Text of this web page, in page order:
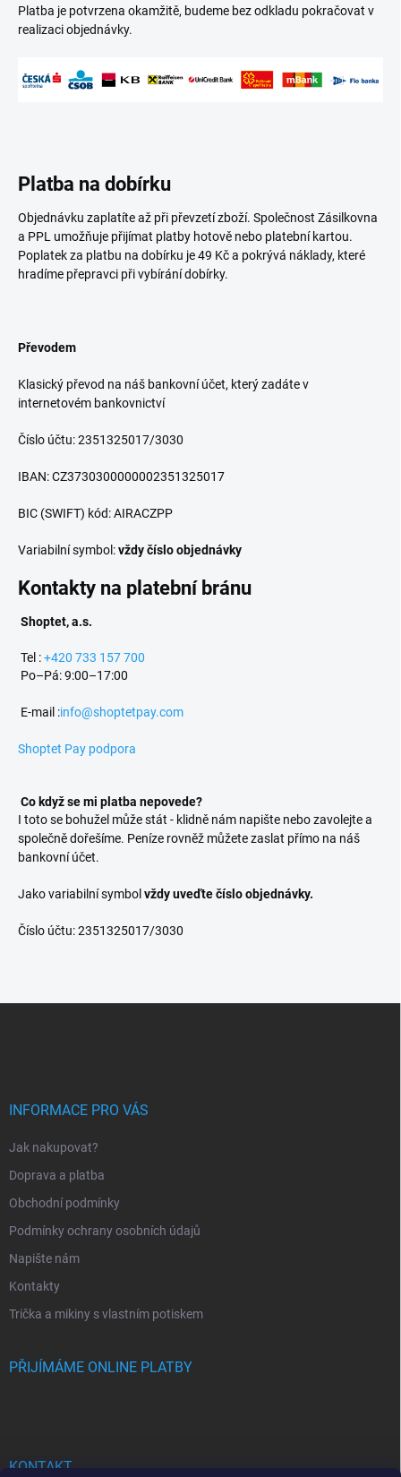
Platba je potvrzena okamžitě, budeme bez odkladu pokračovat v
realizaci objednávky.
Platba na dobírku
Objednávku zaplatíte až při převzetí zboží. Společnost Zásilkovna
a PPL umožňuje přijímat platby hotově nebo platební kartou.
Poplatek za platbu na dobírku je 49 Kč a pokrývá náklady, které
hradíme přepravci při vybírání dobírky.
Převodem
Klasický převod na náš bankovní účet, který zadáte v
internetovém bankovnictví
Číslo účtu: 2351325017/3030
IBAN: CZ3730300000002351325017
BIC (SWIFT) kód: AIRACZPP
Variabilní symbol:vždy číslo objednávky
Kontakty na platební bránu
Shoptet, a.s.
Tel :+420 733 157 700
Po–Pá: 9:00–17:00
E-mail :info@shoptetpay.com
Shoptet Pay podpora
Co když se mi platba nepovede?
I toto se bohužel může stát - klidně nám napište nebo zavolejte a
společně dořešíme. Peníze rovněž můžete zaslat přímo na náš
bankovní účet.
Jako variabilní symbol vždy uveďte číslo objednávky.
Číslo účtu: 2351325017/3030
INFORMACE PRO VÁS
Jak nakupovat?
Doprava a platba
Obchodní podmínky
Podmínky ochrany osobních údajů
Napište nám
Kontakty
Trička a mikiny s vlastním potiskem
PŘIJÍMÁME ONLINE PLATBY
KONTAKT